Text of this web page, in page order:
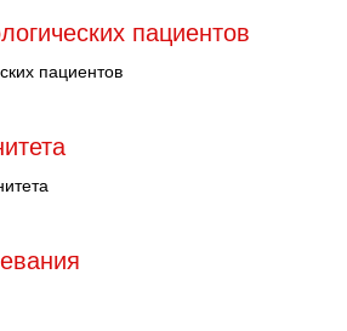
пациентов
пациентов